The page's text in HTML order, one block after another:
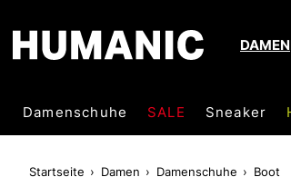
DAMEN
Damenschuhe SALE Sneaker
Startseite Damen Damenschuhe Boot